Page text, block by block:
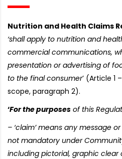
Nutrition and Health Claims
‘shall apply to nutrition and
commercial communications,
presentation or advertising of
to the final consumer’ (Article 1
scope, paragraph 2).
‘For the purposes of this
– ‘claim’ means any message
not mandatory under
including pictorial, graphic clear